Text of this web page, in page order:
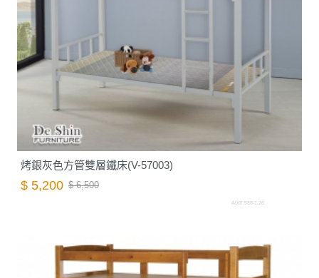
烤銀灰色方管雙層鐵床(V-57003)
$ 5,200 $ 6,500
A007.588-1.26